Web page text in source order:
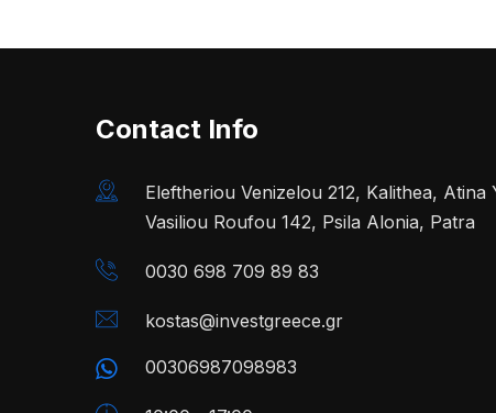
Contact Info
Eleftheriou Venizelou 212, Kalithea, Atina
Vasiliou Roufou 142, Psila Alonia, Patra
0030 698 709 89 83
kostas@investgreece.gr
00306987098983